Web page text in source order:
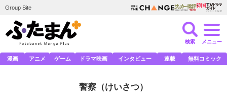
Group Site
検索 メニュー
漫画 アニメ ゲーム ドラマ映画 インタビュー 連載 無料コミック
警察 （けいさつ）